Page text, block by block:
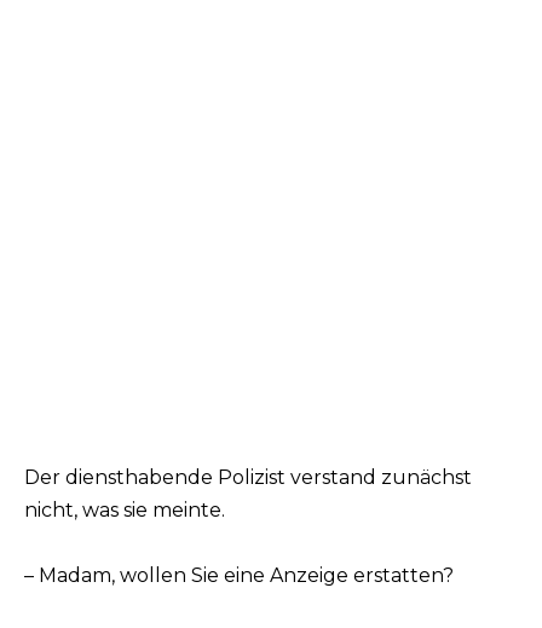
Der diensthabende Polizist verstand zunächst
nicht, was sie meinte.
– Madam, wollen Sie eine Anzeige erstatten?